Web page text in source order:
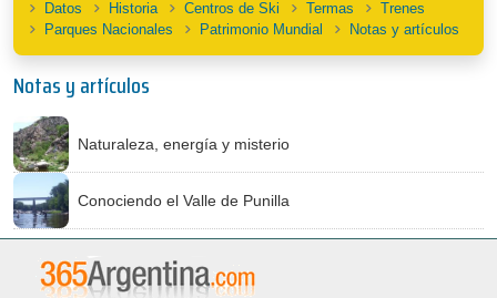
Datos Historia Centros de Ski Termas
Trenes
Parques Nacionales
Patrimonio Mundial Notas y artículos
Notas y artículos
Naturaleza, energía y misterio
Conociendo el Valle de Punilla